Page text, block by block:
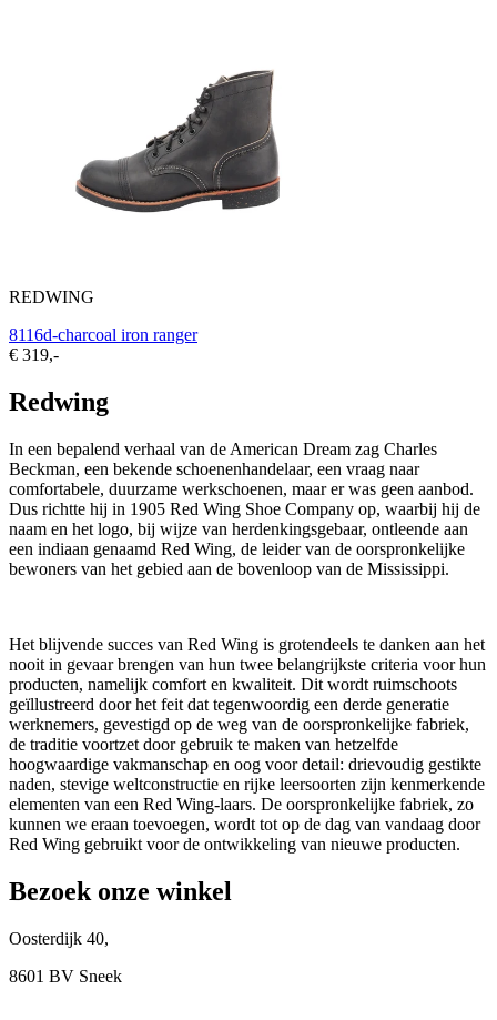
REDWING
8116d-charcoal iron ranger
€ 319,-
Redwing
In een bepalend verhaal van de American Dream zag Charles
Beckman, een bekende schoenenhandelaar, een vraag naar
comfortabele, duurzame werkschoenen, maar er was geen aanbod.
Dus richtte hij in 1905 Red Wing Shoe Company op, waarbij hij de
naam en het logo, bij wijze van herdenkingsgebaar, ontleende aan
een indiaan genaamd Red Wing, de leider van de oorspronkelijke
bewoners van het gebied aan de bovenloop van de Mississippi.
Het blijvende succes van Red Wing is grotendeels te danken aan het
nooit in gevaar brengen van hun twee belangrijkste criteria voor hun
producten, namelijk comfort en kwaliteit. Dit wordt ruimschoots
geïllustreerd door het feit dat tegenwoordig een derde generatie
werknemers, gevestigd op de weg van de oorspronkelijke fabriek,
de traditie voortzet door gebruik te maken van hetzelfde
hoogwaardige vakmanschap en oog voor detail: drievoudig gestikte
naden, stevige weltconstructie en rijke leersoorten zijn kenmerkende
elementen van een Red Wing-laars. De oorspronkelijke fabriek, zo
kunnen we eraan toevoegen, wordt tot op de dag van vandaag door
Red Wing gebruikt voor de ontwikkeling van nieuwe producten.
Bezoek onze winkel
Oosterdijk 40,
8601 BV Sneek